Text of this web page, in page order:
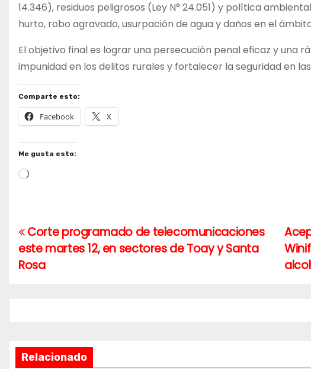
14.346), residuos peligrosos (Ley N° 24.051) y política
hurto, robo agravado, usurpación de agua y daños en el
El objetivo final es lograr una persecución penal eficaz y una
impunidad en los delitos rurales y fortalecer la seguridad en
Comparte esto:
Facebook X
Me gusta esto:
Cargando...
Navegación
de
Corte programado de telecomunicaciones
este martes 12, en sectores de Toay y Santa
Rosa
Relacionado